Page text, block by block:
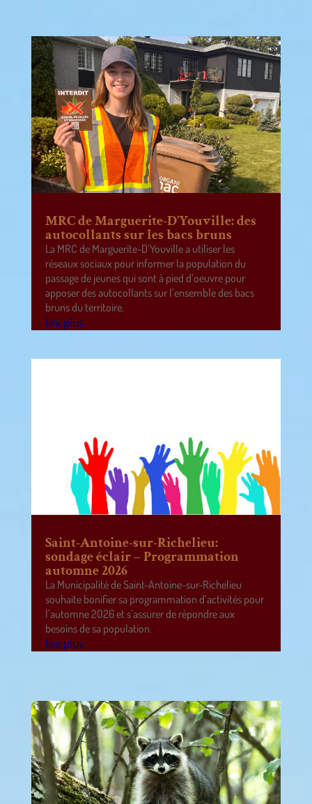
MRC de Marguerite-D’Youville: des
autocollants sur les bacs bruns
La MRC de Marguerite-D’Youville a utiliser les
réseaux sociaux pour informer la population du
passage de jeunes qui sont à pied d’oeuvre pour
apposer des autocollants sur l’ensemble des bacs
bruns du territoire.
lire plus
Saint-Antoine-sur-Richelieu:
sondage éclair – Programmation
automne 2026
La Municipalité de Saint-Antoine-sur-Richelieu
souhaite bonifier sa programmation d’activités pour
l’automne 2026 et s’assurer de répondre aux
besoins de sa population.
lire plus